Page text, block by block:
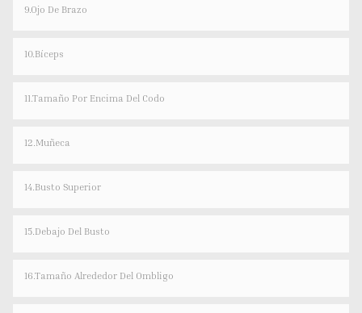
9.Ojo De Brazo
10.bíceps
11.Tamaño Por Encima Del Codo
12.Muñeca
14.Busto Superior
15.Debajo Del Busto
16.Tamaño Alrededor Del Ombligo